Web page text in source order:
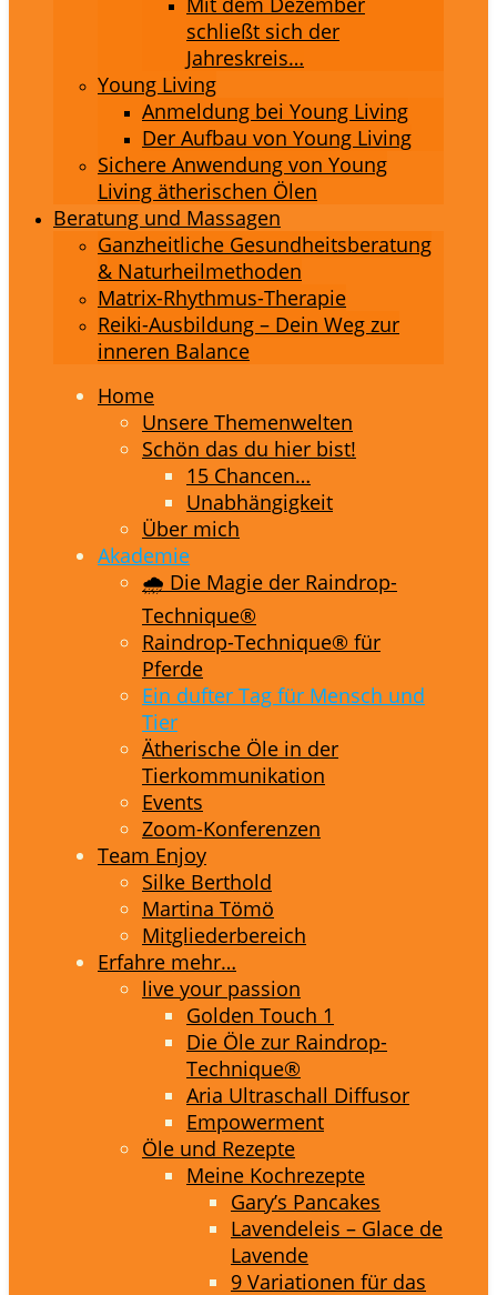
schließt sich der
Jahreskreis…
Young Living
Anmeldung bei Young Living
Der Aufbau von Young Living
Sichere Anwendung von Young
Living ätherischen Ölen
Beratung und Massagen
Ganzheitliche Gesundheitsberatung
& Naturheilmethoden
Matrix-Rhythmus-Therapie
Reiki-Ausbildung – Dein Weg zur
inneren Balance
Home
Unsere Themenwelten
Schön das du hier bist!
15 Chancen…
Unabhängigkeit
Über mich
Akademie
🌧️ Die Magie der Raindrop-
Technique®
Raindrop-Technique® für
Pferde
Ein dufter Tag für Mensch und
Tier
Ätherische Öle in der
Tierkommunikation
Events
Zoom-Konferenzen
Team Enjoy
Silke Berthold
Martina Tömö
Mitgliederbereich
Erfahre mehr…
live your passion
Golden Touch 1
Die Öle zur Raindrop-
Technique®
Aria Ultraschall Diffusor
Empowerment
Öle und Rezepte
Meine Kochrezepte
Gary’s Pancakes
Lavendeleis – Glace de
Lavende
9 Variationen für das